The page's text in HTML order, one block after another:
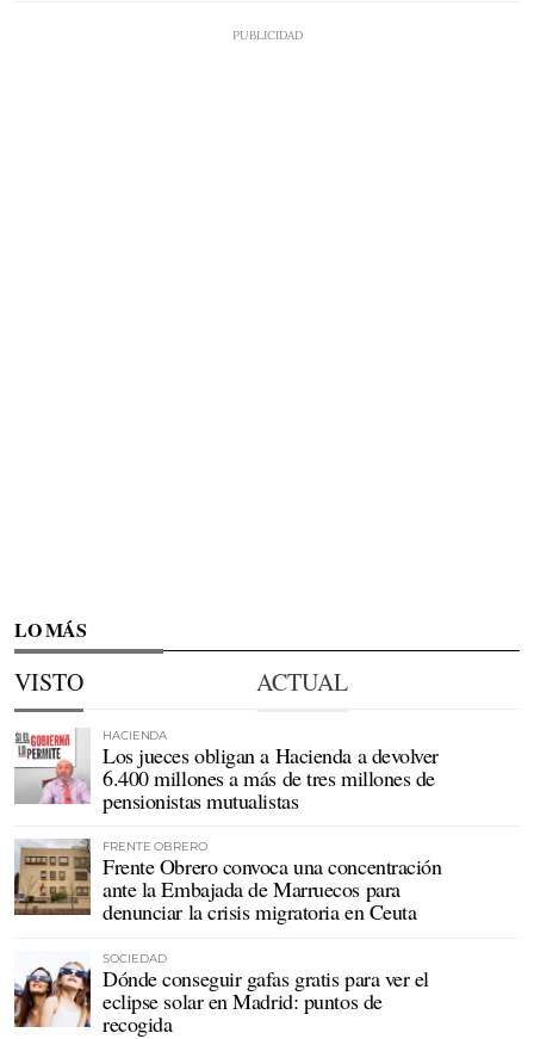
LO MÁS
VISTO ACTUAL
HACIENDA
Los jueces obligan a Hacienda a devolver
6.400 millones a más de tres millones de
pensionistas mutualistas
FRENTE OBRERO
Frente Obrero convoca una concentración
ante la Embajada de Marruecos para
denunciar la crisis migratoria en Ceuta
SOCIEDAD
Dónde conseguir gafas gratis para ver el
eclipse solar en Madrid: puntos de
recogida